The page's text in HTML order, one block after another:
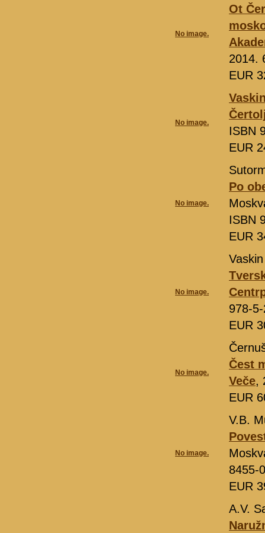
No image.
Ot
2014.
EUR
No image.
ISBN
EUR
No image.
Po
ISBN
EUR
No image.
978-
EUR
No image.
Čest
Veče,
EUR
No image.
V.B.
8455-
EUR
A.V.